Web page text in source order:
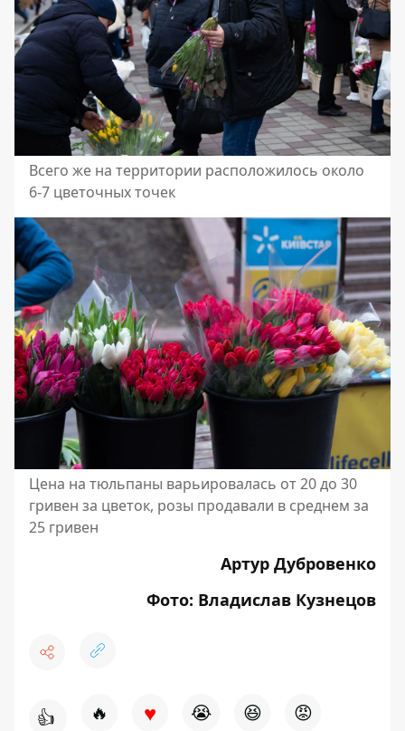
Всего же на территории расположилось около
6-7 цветочных точек
Цена на тюльпаны варьировалась от 20 до 30
гривен за цветок, розы продавали в среднем за
25 гривен
Артур Дубровенко
Фото: Владислав Кузнецов
👍 🔥 ♥ 😭 😆 😡